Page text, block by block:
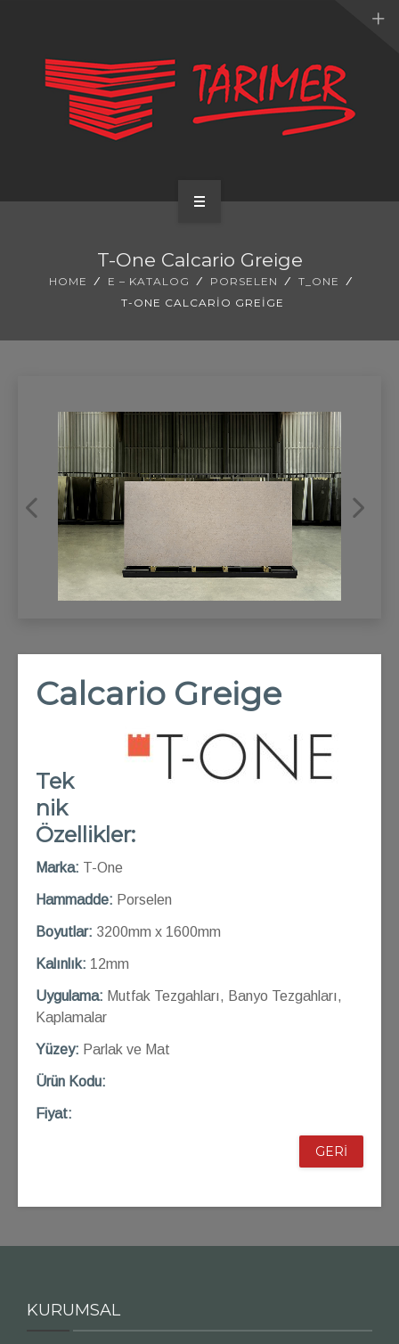
UYGULAMALARIMIZ
REFRANSLAR
İLETİŞİM
T-One Calcario Greige
HOME E – KATALOG PORSELEN
T_ONE
T-ONE CALCARIO GREIGE
Calcario Greige
Tek
nik
Özellikler:
Marka: T-One
Hammadde: Porselen
Boyutlar: 3200mm x 1600mm
Kalınlık: 12mm
Uygulama: Mutfak Tezgahları, Banyo Tezgahları,
Kaplamalar
Yüzey: Parlak ve Mat
Ürün Kodu:
Fiyat:
GERİ
KURUMSAL